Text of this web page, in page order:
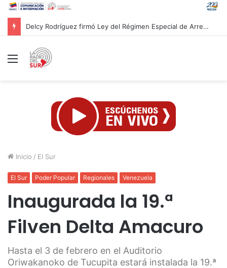
Vicepresidencia de Planificación dictará curso sobre Crisis Climática como desafío para la humanidad
Menú
Inicio / El Sur
El Sur Poder Popular Regionales Venezuela
Inaugurada la 19.ª
Filven Delta Amacuro
Hasta el 3 de febrero en el Auditorio
Oriwakanoko de Tucupita estará instalada la 19.ª